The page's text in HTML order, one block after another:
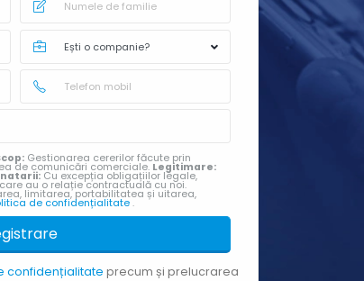
Gestionarea cererilor făcute prin
de comunicări comerciale. Legitimare:
Cu excepția obligațiilor legale,
au o relație contractuală cu noi.
limitarea, portabilitatea și uitarea,
de confidențialitate.
confidențialitateprecum și prelucrarea